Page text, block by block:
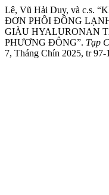
Lê, Vũ Hải Duy, và c.s.
ĐƠN PHÔI ĐÔNG
GIÀU HYALURONAN
PHƯƠNG ĐÔNG”. Tạp
7, Tháng Chín 2025, tr